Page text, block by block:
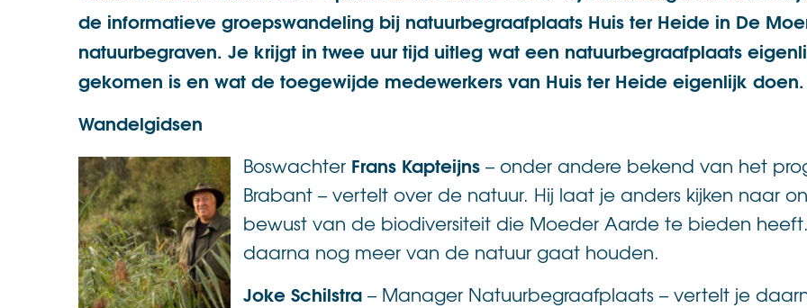
de informatieve groepswandeling bij natuurbegraafplaats Huis ter Heide in De
natuurbegraven. Je krijgt in twee uur tijd uitleg wat een natuurbegraafplaats
gekomen is en wat de toegewijde medewerkers van Huis ter Heide eigenlijk doen.
Wandelgidsen
Boswachter Frans Kapteijns – onder andere bekend van het
Brabant – vertelt over de natuur. Hij laat je anders kijken naar
bewust van de biodiversiteit die Moeder Aarde te bieden
daarna nog meer van de natuur gaat houden.
Joke Schilstra – Manager Natuurbegraafplaats – vertelt je